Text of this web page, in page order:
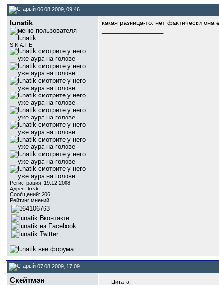
06.08.2009, 09:46
lunatik
S.K.A.T.E.
Регистрация: 19.12.2008
Адрес: krsk
Сообщений: 206
Рейтинг мнений:
какая разница-то. нет фактически
07.08.2009, 17:09
Скейтмэн Цитата: